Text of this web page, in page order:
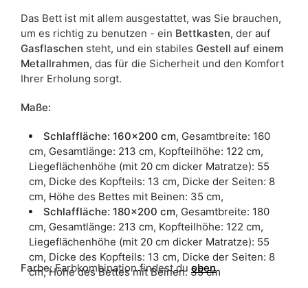
Das Bett ist mit allem ausgestattet, was Sie brauchen,
um es richtig zu benutzen - ein Bettkasten, der auf
Gasflaschen steht, und ein stabiles Gestell auf einem
Metallrahmen, das für die Sicherheit und den Komfort
Ihrer Erholung sorgt.
Maße:
Schlaffläche: 160x200 cm, Gesamtbreite: 160
cm, Gesamtlänge: 213 cm, Kopfteilhöhe: 122 cm,
Liegeflächenhöhe (mit 20 cm dicker Matratze): 55
cm, Dicke des Kopfteils: 13 cm, Dicke der Seiten: 8
cm, Höhe des Bettes mit Beinen: 35 cm,
Schlaffläche: 180x200 cm, Gesamtbreite: 180
cm, Gesamtlänge: 213 cm, Kopfteilhöhe: 122 cm,
Liegeflächenhöhe (mit 20 cm dicker Matratze): 55
cm, Dicke des Kopfteils: 13 cm, Dicke der Seiten: 8
cm, Höhe des Bettes mit Beinen: 35 cm
Farbe:Farbkombination findest du oben